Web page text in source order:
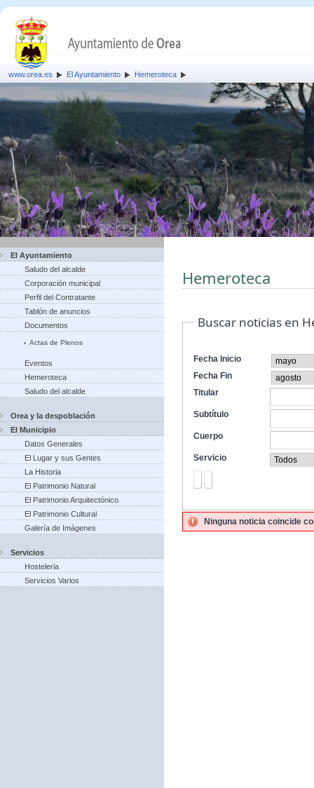
www.orea.es El Ayuntamiento Hemeroteca
El Ayuntamiento
Saludo del alcalde
Corporación municipal
Perfil del Contratante
Tablón de anuncios
Documentos
Actas de Plenos
Eventos
Hemeroteca
Saludo del alcalde
Orea y la despoblación
El Municipio
Datos Generales
El Lugar y sus Gentes
La Historia
El Patrimonio Natural
El Patrimonio Arquitectónico
El Patrimonio Cultural
Galería de Imágenes
Servicios
Hosteleria
Servicios Varios
Hemeroteca
Buscar noticias en
Fecha Inicio
Fecha Fin
Titular
Subtítulo
Cuerpo
Servicio
Ninguna noticia coincide